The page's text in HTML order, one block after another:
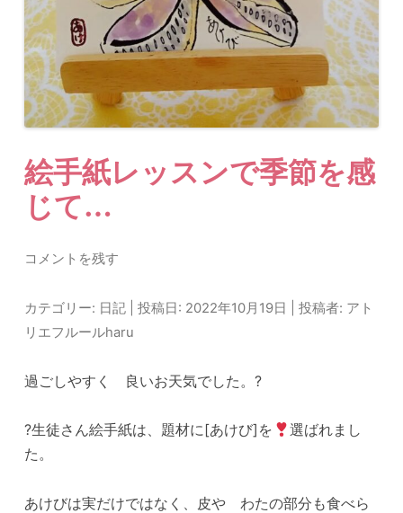
絵手紙レッスンで季節を感
じて…
コメントを残す
カテゴリー: 日記 | 投稿日: 2022年10月19日 |投稿者: アト
リエフルールharu
過ごしやすく 良いお天気でした。?
?生徒さん絵手紙は、題材に[あけび]を
選ばれまし
た。
あけびは実だけではなく、皮や わたの部分も食べら